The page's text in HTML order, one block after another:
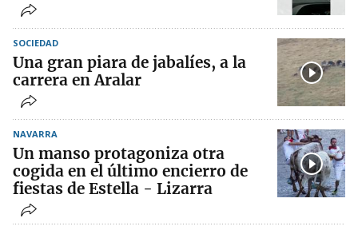
SOCIEDAD
Una gran piara de jabalíes, a la
carrera en Aralar
NAVARRA
Un manso protagoniza otra
cogida en el último encierro de
fiestas de Estella - Lizarra